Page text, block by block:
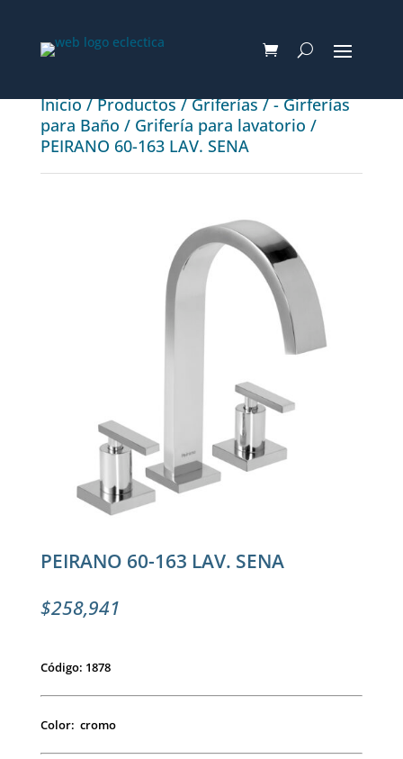
Inicio/Productos/Griferías/- Girferías
para Baño / Grifería para lavatorio /
PEIRANO 60-163 LAV. SENA
PEIRANO 60-163 LAV. SENA
$258,941
Código: 1878
Color: cromo